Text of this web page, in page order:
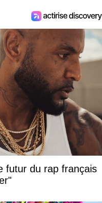
futur du rap français